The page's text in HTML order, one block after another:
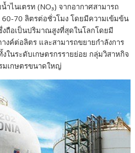
ำไนเตรท (NO₃) จากอากาศสามารถ
70 ลิตรต่อชั่วโมง โดยมีความเข้มข้น
งถือเป็นปริมาณสูงที่สุดในโลกโดยมี
งค์ต่อลิตร และสามารถขยายกำลังการ
งในระดับเกษตรกรรายย่อย กลุ่มวิสาหกิจ
เกษตรขนาดใหญ่